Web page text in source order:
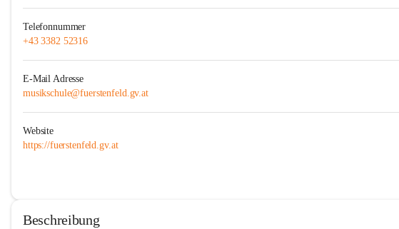
Telefonnummer
+43 3382 52316
E-Mail Adresse
musikschule@fuerstenfeld.gv.at
Website
https://fuerstenfeld.gv.at
Beschreibung